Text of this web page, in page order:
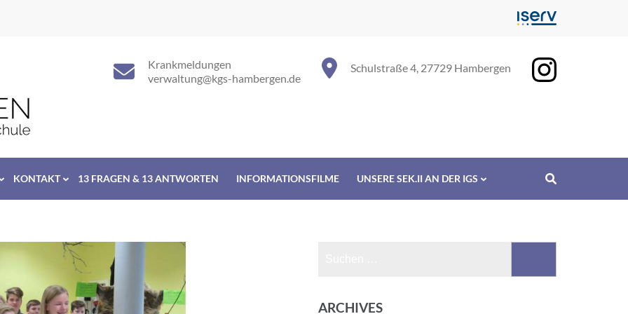
Schulstraße 4, 27729 Hambergen
Krankmeldungen
verwaltung@kgs-hambergen.de
KONTAKT 13 FRAGEN & 13 ANTWORTEN INFORMATIONSFILME UNSERE SEK.II AN DER IGS
ARCHIVES